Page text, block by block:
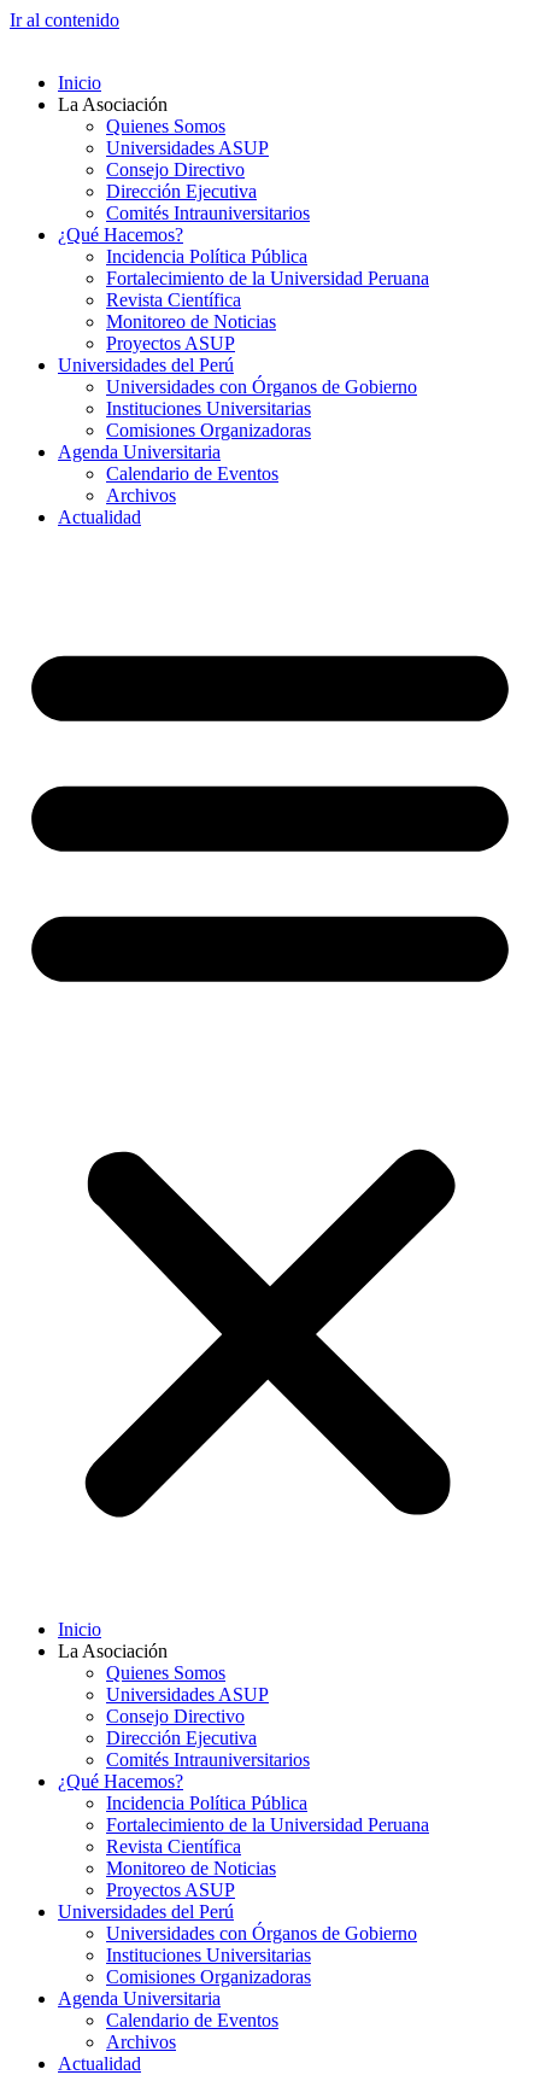
Ir al contenido
Inicio
La Asociación
Quienes Somos
Universidades ASUP
Consejo Directivo
Dirección Ejecutiva
Comités Intrauniversitarios
¿Qué Hacemos?
Incidencia Política Pública
Fortalecimiento de la Universidad Peruana
Revista Científica
Monitoreo de Noticias
Proyectos ASUP
Universidades del Perú
Universidades con Órganos de Gobierno
Instituciones Universitarias
Comisiones Organizadoras
Agenda Universitaria
Calendario de Eventos
Archivos
Actualidad
Inicio
La Asociación
Quienes Somos
Universidades ASUP
Consejo Directivo
Dirección Ejecutiva
Comités Intrauniversitarios
¿Qué Hacemos?
Incidencia Política Pública
Fortalecimiento de la Universidad Peruana
Revista Científica
Monitoreo de Noticias
Proyectos ASUP
Universidades del Perú
Universidades con Órganos de Gobierno
Instituciones Universitarias
Comisiones Organizadoras
Agenda Universitaria
Calendario de Eventos
Archivos
Actualidad